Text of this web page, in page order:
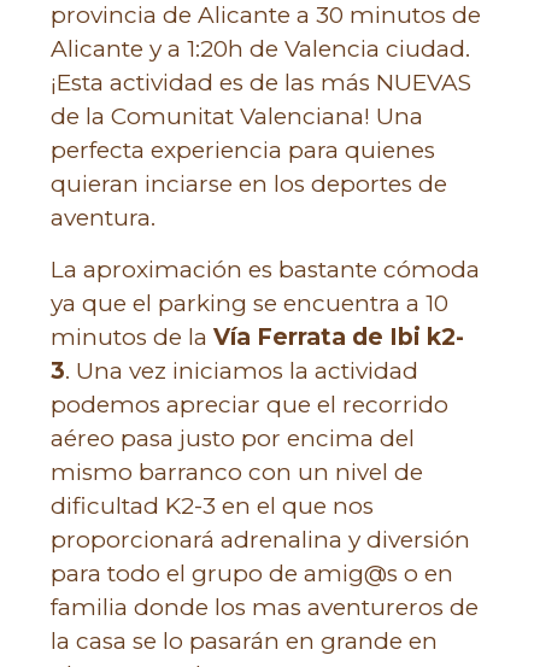
provincia de Alicante a 30 minutos de
Alicante y a 1:20h de Valencia ciudad.
¡Esta actividad es de las más NUEVAS
de la Comunitat Valenciana! Una
perfecta experiencia para quienes
quieran inciarse en los deportes de
aventura.
La aproximación es bastante cómoda
ya que el parking se encuentra a 10
minutos de laVía Ferrata de Ibi k2-
3. Una vez iniciamos la actividad
podemos apreciar que el recorrido
aéreo pasa justo por encima del
mismo barranco con un nivel de
dificultad K2-3 en el que nos
proporcionará adrenalina y diversión
para todo el grupo de amig@s o en
familia donde los mas aventureros de
la casa se lo pasarán en grande en